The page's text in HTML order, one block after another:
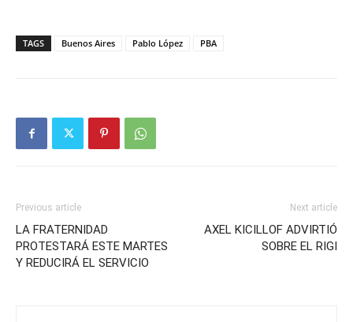
TAGS Buenos Aires Pablo López PBA
Previous article
LA FRATERNIDAD
PROTESTARÁ ESTE MARTES
Y REDUCIRÁ EL SERVICIO
Next article
AXEL KICILLOF ADVIRTIÓ
SOBRE EL RIGI